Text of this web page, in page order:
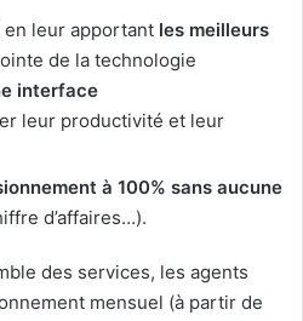
leur apportant les meilleurs
de la technologie
interface
leur productivité et leur
à 100% sans aucune
d’affaires…).
des services, les agents
mensuel (à partir de